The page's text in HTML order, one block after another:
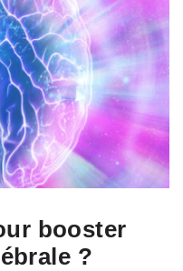
booster
?